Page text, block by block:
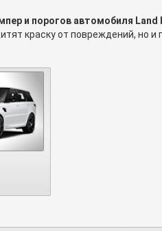
и порогов автомобиля
краску от повреждений, но
Рендж Ровер Спорт
342-69-23